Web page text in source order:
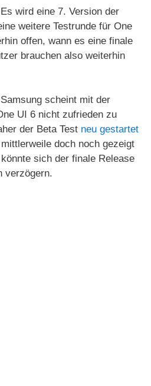
wird eine 7. Version der
weitere Testrunde für One
offen, wann es eine finale
brauchen also weiterhin
scheint mit der
UI 6 nicht zufrieden zu
der Beta Test neu gestartet
doch noch gezeigt
sich der finale Release
verzögern.